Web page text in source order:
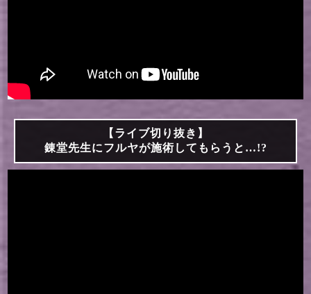
【ライブ切り抜き】
錬堂先生にフルヤが施術してもらうと…!?